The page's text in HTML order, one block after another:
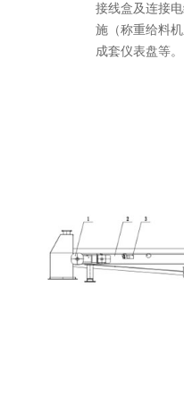
接线盒及连接
施（称重给料
成套仪表盘等。